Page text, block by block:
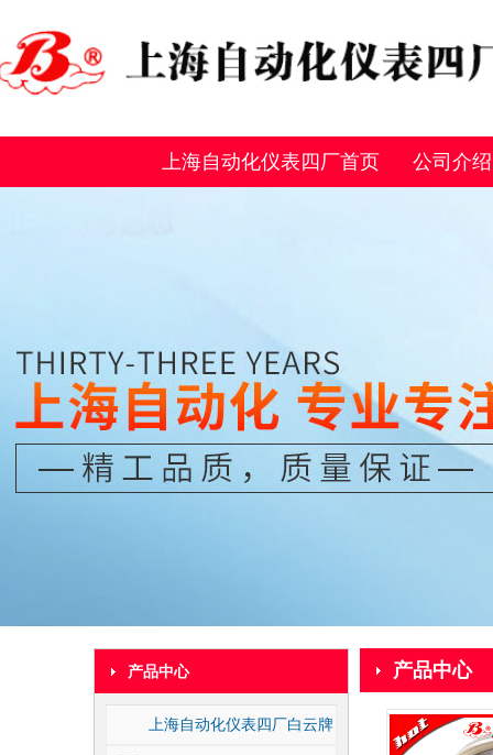
上海自动化仪表四厂首页 公司介绍
产品中心
上海自动化仪表四厂白云牌
产品中心